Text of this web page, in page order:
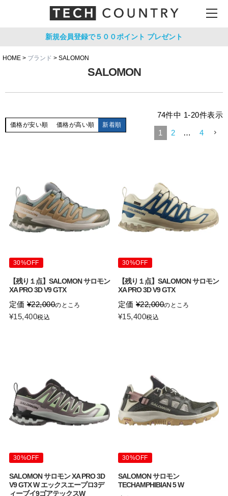
新規会員登録で５００ポイント プレゼント
HOME ブランド SALOMON
SALOMON
価格が安い順 価格が高い順 新着順
74件中 1-20件表示
1 2 … 4
30%OFF
【残り１点】SALOMON サロモン
XA PRO 3D V9 GTX
定価 ¥22,000のところ
¥15,400税込
30%OFF
【残り１点】SALOMON サロモン
XA PRO 3D V9 GTX
定価 ¥22,000のところ
¥15,400税込
30%OFF
SALOMON サロモン XA PRO 3D
V9 GTX W エックスエープロ3デ
ィーブイ9ゴアテックスW
30%OFF
SALOMON サロモン
TECHAMPHIBIAN 5 W